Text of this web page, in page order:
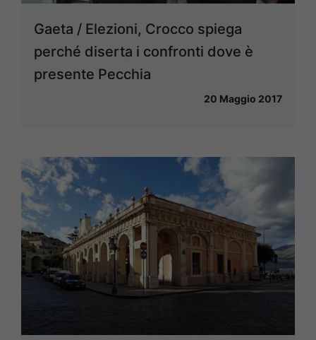
Gaeta / Elezioni, Crocco spiega
perché diserta i confronti dove è
presente Pecchia
20 Maggio 2017